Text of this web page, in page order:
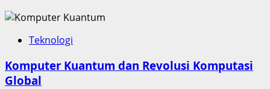
Teknologi
Komputer Kuantum dan Revolusi Komputasi
Global